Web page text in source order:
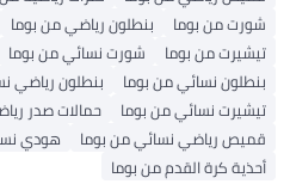
شورت من بوما
بنطلون رياضي من بوما
تيشيرت من بوما
شورت نسائي من بوما
بنطلون نسائي من بوما
بنطلون رياضي
تيشيرت نسائي من بوما
حمالات صدر
قميص رياضي نسائي من بوما
هودي
أحذية كرة القدم من بوما